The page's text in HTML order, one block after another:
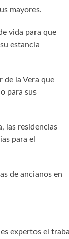
mayores.
vida para que
estancia
de la Vera que
para sus
las residencias
para el
de ancianos en
expertos el